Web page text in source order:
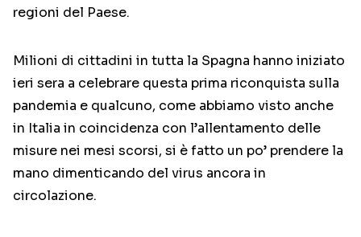
regioni del Paese.
Milioni di cittadini in tutta la Spagna hanno iniziato
ieri sera a celebrare questa prima riconquista sulla
pandemia e qualcuno, come abbiamo visto anche
in Italia in coincidenza con l’allentamento delle
misure nei mesi scorsi, si è fatto un po’ prendere la
mano dimenticando del virus ancora in
circolazione.